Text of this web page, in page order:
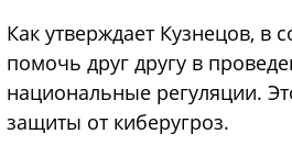
Как утверждает Кузнецов, в
помочь друг другу в
национальные регуляции.
защиты от киберугроз.